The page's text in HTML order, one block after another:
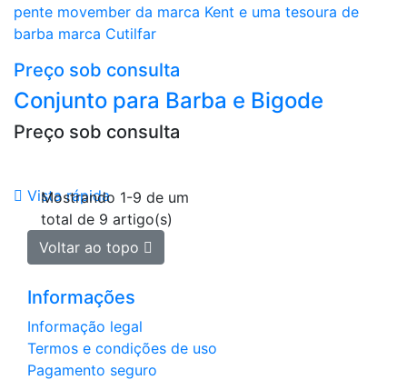
pente movember da marca Kent e uma tesoura de
barba marca Cutilfar
Preço sob consulta
Conjunto para Barba e Bigode
Preço sob consulta
 Vista rápida
Mostrando 1-9 de um
total de 9 artigo(s)
Voltar ao topo 
Informações
Informação legal
Termos e condições de uso
Pagamento seguro